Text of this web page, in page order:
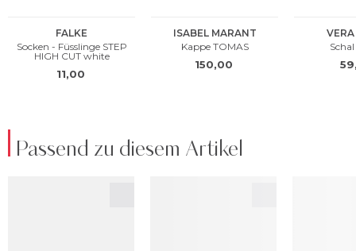
Passend zu diesem Artikel